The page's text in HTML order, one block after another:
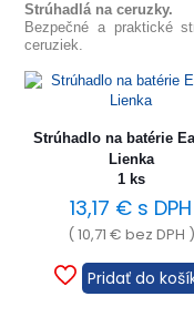
Strúhadlá na ceruzky.
Bezpečné a praktické
ceruziek.
Strúhadlo na batérie
Lienka
1 ks
13,17 € s DPH
(10,71 € bez DPH )
Pridať do